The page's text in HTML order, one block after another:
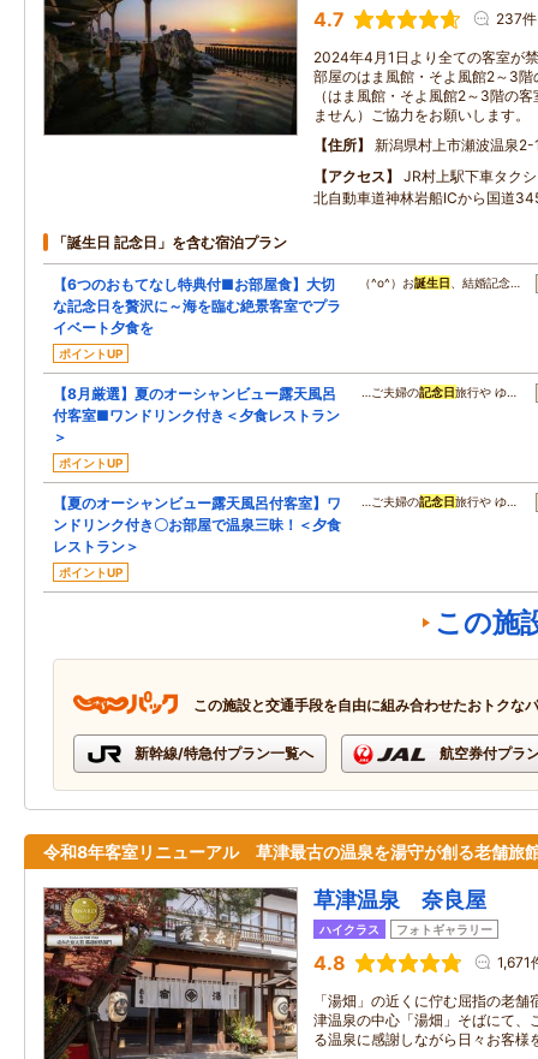
4.7 237件
2024年4月1日より全ての客室が
部屋のはま風館・そよ風館2～3
（はま風館・そよ風館2～3階の
ません）ご協力をお願いします。
住所
新潟県村上市瀬波温泉
アクセス
JR村上駅下車タク
北自動車道神林岩船ICから国道
「誕生日 記念日」を含む宿泊プラン
【6つのおもてなし特典付■お部屋食】大切
な記念日を贅沢に～海を臨む絶景客室でプラ
イベート夕食を
ポイントUP
（^o^）お誕生日 、結婚記念…
【8月厳選】夏のオーシャンビュー露天風呂
付客室■ワンドリンク付き＜夕食レストラン
＞
ポイントUP
…ご夫婦の記念日旅行や ゆ…
【夏のオーシャンビュー露天風呂付客室】ワ
ンドリンク付き〇お部屋で温泉三昧！＜夕食
レストラン＞
ポイントUP
…ご夫婦の記念日旅行や ゆ…
この施
この施設と交通手段を自由に組み合わせたおトクな
新幹線/特急付プラン一覧へ 航空券付プラ
令和8年客室リニューアル 草津最古の温泉を湯守が創る老舗旅
草津温泉 奈良屋
ハイクラス フォトギャラリー
4.8 1,671
「湯畑」の近くに佇む屈指の老
津温泉の中心「湯畑」そばにて、
る温泉に感謝しながら日々お客様